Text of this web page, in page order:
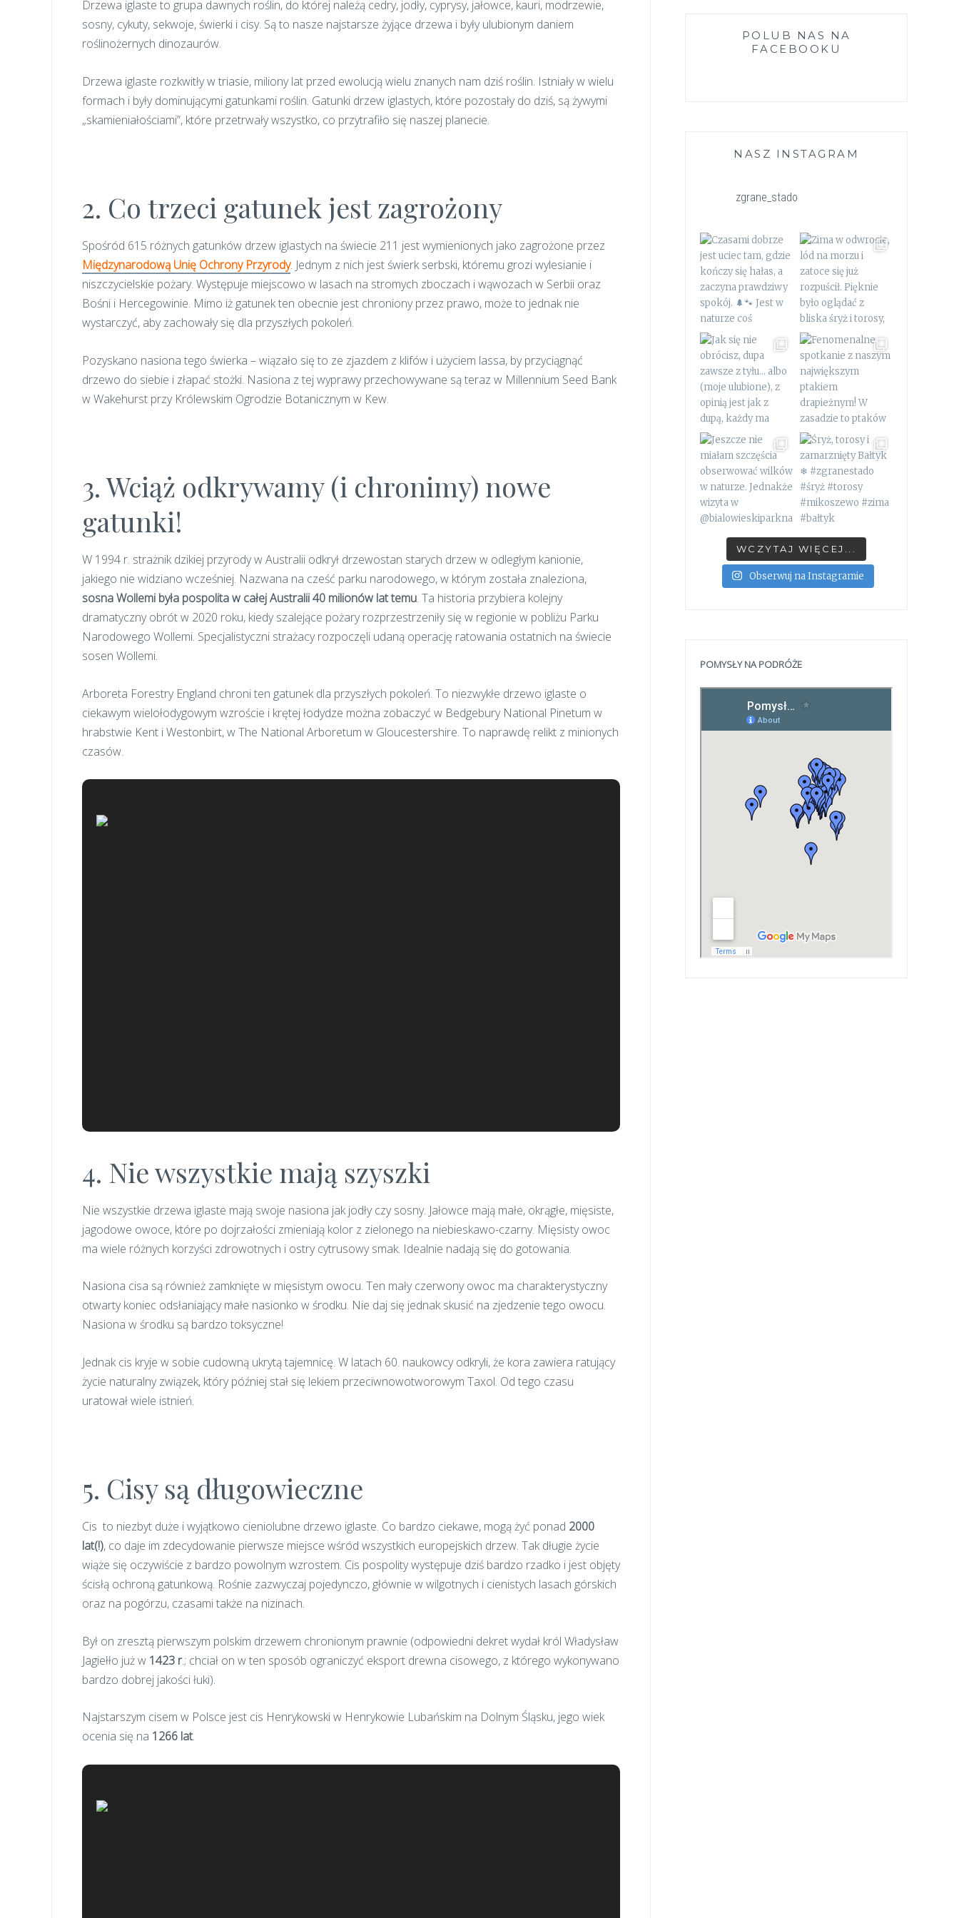
Drzewa iglaste to grupa dawnych roślin, do której należą cedry, jodły, cyprysy, jałowce, kauri, modrzewie,
sosny, cykuty, sekwoje, świerki i cisy. Są to nasze najstarsze żyjące drzewa i były ulubionym daniem
roślinożernych dinozaurów.
Drzewa iglaste rozkwitły w triasie, miliony lat przed ewolucją wielu znanych nam dziś roślin. Istniały w wielu
formach i były dominującymi gatunkami roślin. Gatunki drzew iglastych, które pozostały do dziś, są żywymi
„skamieniałościami”, które przetrwały wszystko, co przytrafiło się naszej planecie.
2. Co trzeci gatunek jest zagrożony
Spośród 615 różnych gatunków drzew iglastych na świecie 211 jest wymienionych jako zagrożone przez
Międzynarodową Unię Ochrony Przyrody. Jednym z nich jest świerk serbski, któremu grozi wylesianie i
niszczycielskie pożary. Występuje miejscowo w lasach na stromych zboczach i wąwozach w Serbii oraz
Bośni i Hercegowinie. Mimo iż gatunek ten obecnie jest chroniony przez prawo, może to jednak nie
wystarczyć, aby zachowały się dla przyszłych pokoleń.
Pozyskano nasiona tego świerka – wiązało się to ze zjazdem z klifów i użyciem lassa, by przyciągnąć
drzewo do siebie i złapać stożki. Nasiona z tej wyprawy przechowywane są teraz w Millennium Seed Bank
w Wakehurst przy Królewskim Ogrodzie Botanicznym w Kew.
3. Wciąż odkrywamy (i chronimy) nowe
gatunki!
W 1994 r. strażnik dzikiej przyrody w Australii odkrył drzewostan starych drzew w odległym kanionie,
jakiego nie widziano wcześniej. Nazwana na cześć parku narodowego, w którym została znaleziona,
sosna Wollemi była pospolita w całej Australii 40 milionów lat temu. Ta historia przybiera kolejny
dramatyczny obrót w 2020 roku, kiedy szalejące pożary rozprzestrzeniły się w regionie w pobliżu Parku
Narodowego Wollemi. Specjalistyczni strażacy rozpoczęli udaną operację ratowania ostatnich na świecie
sosen Wollemi.
Arboreta Forestry England chroni ten gatunek dla przyszłych pokoleń. To niezwykłe drzewo iglaste o
ciekawym wielołodygowym wzroście i krętej łodydze można zobaczyć w Bedgebury National Pinetum w
hrabstwie Kent i Westonbirt, w The National Arboretum w Gloucestershire. To naprawdę relikt z minionych
czasów.
4. Nie wszystkie mają szyszki
Nie wszystkie drzewa iglaste mają swoje nasiona jak jodły czy sosny. Jałowce mają małe, okrągłe, mięsiste,
jagodowe owoce, które po dojrzałości zmieniają kolor z zielonego na niebieskawo-czarny. Mięsisty owoc
ma wiele różnych korzyści zdrowotnych i ostry cytrusowy smak. Idealnie nadają się do gotowania.
Nasiona cisa są również zamknięte w mięsistym owocu. Ten mały czerwony owoc ma charakterystyczny
otwarty koniec odsłaniający małe nasionko w środku. Nie daj się jednak skusić na zjedzenie tego owocu.
Nasiona w środku są bardzo toksyczne!
Jednak cis kryje w sobie cudowną ukrytą tajemnicę. W latach 60. naukowcy odkryli, że kora zawiera ratujący
życie naturalny związek, który później stał się lekiem przeciwnowotworowym Taxol. Od tego czasu
uratował wiele istnień.
5. Cisy są długowieczne
Cis to niezbyt duże i wyjątkowo cieniolubne drzewo iglaste. Co bardzo ciekawe, mogą żyć ponad 2000
lat(!), co daje im zdecydowanie pierwsze miejsce wśród wszystkich europejskich drzew. Tak długie życie
wiąże się oczywiście z bardzo powolnym wzrostem. Cis pospolity występuje dziś bardzo rzadko i jest objęty
ścisłą ochroną gatunkową. Rośnie zazwyczaj pojedynczo, głównie w wilgotnych i cienistych lasach górskich
oraz na pogórzu, czasami także na nizinach.
Był on zresztą pierwszym polskim drzewem chronionym prawnie (odpowiedni dekret wydał król Władysław
Jagiełło już w 1423 r.; chciał on w ten sposób ograniczyć eksport drewna cisowego, z którego wykonywano
bardzo dobrej jakości łuki).
Najstarszym cisem w Polsce jest cis Henrykowski w Henrykowie Lubańskim na Dolnym Śląsku, jego wiek
ocenia się na 1266 lat.
POLUB NAS NA
FACEBOOKU
NASZ INSTAGRAM
zgrane_stado
WCZYTAJ WIĘCEJ...
Obserwuj na Instagramie
POMYSŁY NA PODRÓŻE